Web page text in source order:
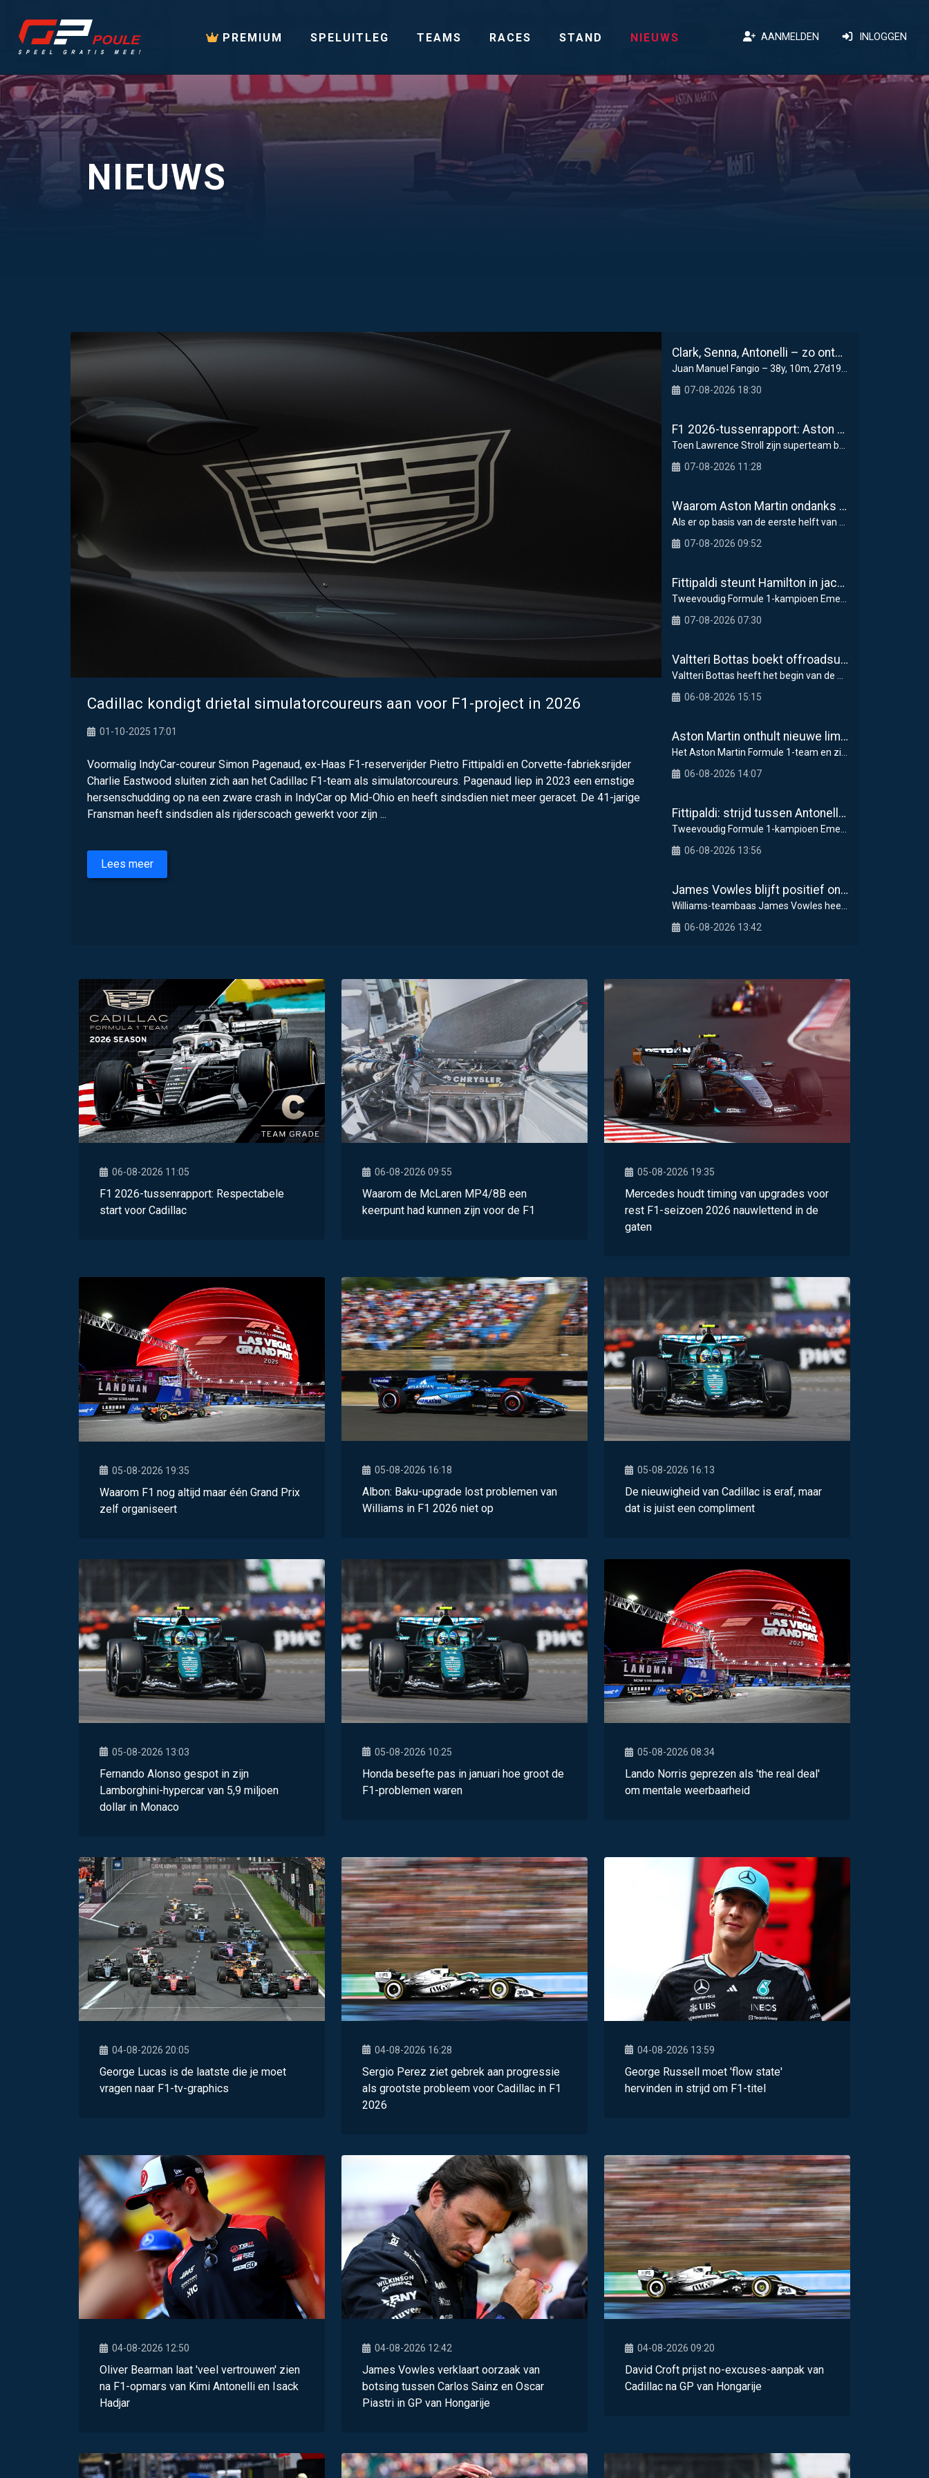
PREMIUM SPELUITLEG TEAMS RACES STAND NIEUWS AANMELDEN INLOGGEN
NIEUWS
Cadillac kondigt drietal simulatorcoureurs aan voor F1-project in 2026
01-10-2025 17:01
Voormalig IndyCar-coureur Simon Pagenaud, ex-Haas F1-reserverijder Pietro Fittipaldi en Corvette-fabrieksrijder
Charlie Eastwood sluiten zich aan het Cadillac F1-team als simulatorcoureurs. Pagenaud liep in 2023 een ernstige
hersenschudding op na een zware crash in IndyCar op Mid-Ohio en heeft sindsdien niet meer geracet. De 41-jarige
Fransman heeft sindsdien als rijderscoach gewerkt voor zijn ...
Lees meer
Clark, Senna, Antonelli – zo ontwikkelde het leeftijdsrecord voor de grand chelem
07-08-2026 18:30
F1 2026-tussenrapport: Aston Martin zoekt eerherstel na dramatische start
07-08-2026 11:28
Waarom Aston Martin ondanks alles aantrekkelijk blijft op de F1-rijdersmarkt
07-08-2026 09:52
Fittipaldi steunt Hamilton in jacht op F1-titel met Ferrari
07-08-2026 07:30
Valtteri Bottas boekt offroadsucces op de fiets tijdens F1-zomerstop
06-08-2026 15:15
Aston Martin onthult nieuwe limited-edition Glenfiddich-whisky
06-08-2026 14:07
Fittipaldi: strijd tussen Antonelli en Russell is goed voor F1
06-08-2026 13:56
James Vowles blijft positief ondanks moeizame start Williams 2026
06-08-2026 13:42
06-08-2026 11:05
F1 2026-tussenrapport: Respectabele
start voor Cadillac
06-08-2026 09:55
Waarom de McLaren MP4/8B een
keerpunt had kunnen zijn voor de F1
05-08-2026 19:35
Mercedes houdt timing van upgrades voor
rest F1-seizoen 2026 nauwlettend in de
gaten
05-08-2026 19:35
Waarom F1 nog altijd maar één Grand Prix
zelf organiseert
05-08-2026 16:18
Albon: Baku-upgrade lost problemen van
Williams in F1 2026 niet op
05-08-2026 16:13
De nieuwigheid van Cadillac is eraf, maar
dat is juist een compliment
05-08-2026 13:03
Fernando Alonso gespot in zijn
Lamborghini-hypercar van 5,9 miljoen
dollar in Monaco
05-08-2026 10:25
Honda besefte pas in januari hoe groot de
F1-problemen waren
05-08-2026 08:34
Lando Norris geprezen als 'the real deal'
om mentale weerbaarheid
04-08-2026 20:05
George Lucas is de laatste die je moet
vragen naar F1-tv-graphics
04-08-2026 16:28
Sergio Perez ziet gebrek aan progressie
als grootste probleem voor Cadillac in F1
2026
04-08-2026 13:59
George Russell moet 'flow state'
hervinden in strijd om F1-titel
04-08-2026 12:50
Oliver Bearman laat 'veel vertrouwen' zien
na F1-opmars van Kimi Antonelli en Isack
Hadjar
04-08-2026 12:42
James Vowles verklaart oorzaak van
botsing tussen Carlos Sainz en Oscar
Piastri in GP van Hongarije
04-08-2026 09:20
David Croft prijst no-excuses-aanpak van
Cadillac na GP van Hongarije